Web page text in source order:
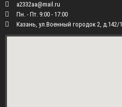
a2332aa@mail.ru
Пн. - Пт. 9:00 - 17:00
Казань, ул.Военный городок 2, д.142/1